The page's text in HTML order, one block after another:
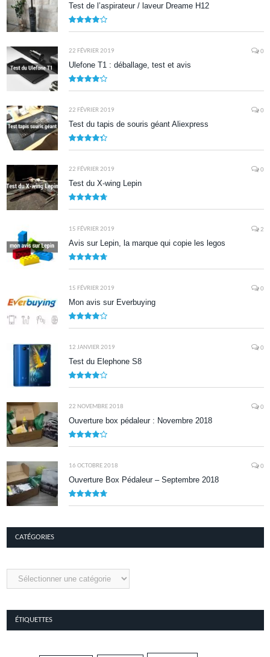
Test de l’aspirateur / laveur Dreame H12
22 FÉVRIER 2019 0
Ulefone T1 : déballage, test et avis
22 FÉVRIER 2019 0
Test du tapis de souris géant Aliexpress
22 FÉVRIER 2019 0
Test du X-wing Lepin
15 FÉVRIER 2019 2
Avis sur Lepin, la marque qui copie les legos
15 FÉVRIER 2019 0
Mon avis sur Everbuying
12 JANVIER 2019 0
Test du Elephone S8
22 NOVEMBRE 2018 0
Ouverture box pédaleur : Novembre 2018
16 OCTOBRE 2018 0
Ouverture Box Pédaleur – Septembre 2018
CATÉGORIES
Catégories
ÉTIQUETTES